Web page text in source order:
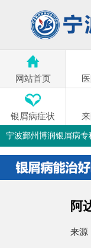
网站首页
银屑病症状
宁波鄞州博润银屑病专
阿
来源